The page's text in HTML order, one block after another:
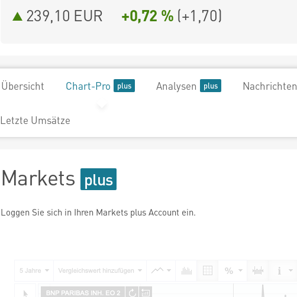
239,10 EUR +0,72 % (+1,70)
Übersicht Chart-Pro Analysen Nachrichten
Letzte Umsätze
Markets
Loggen Sie sich in Ihren Markets plus Account ein.